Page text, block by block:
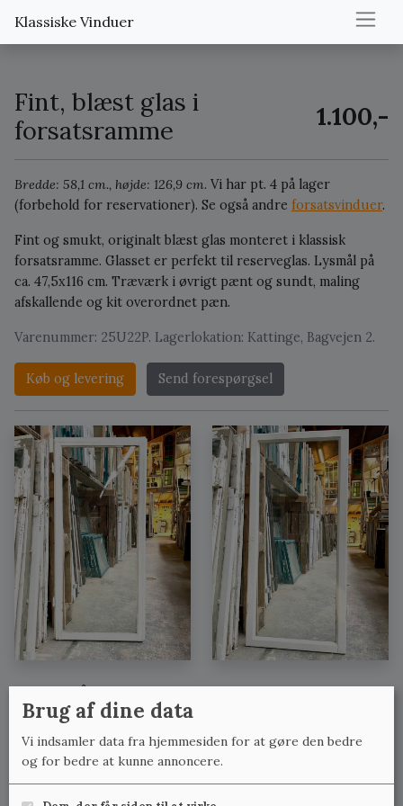
Klassiske Vinduer
Fint, blæst glas i
forsatsramme
1.100,-
Bredde: 58,1 cm., højde: 126,9 cm. Vi har pt. 4 på lager
(forbehold for reservationer). Se også andre forsatsvinduer.
Fint og smukt, originalt blæst glas monteret i klassisk
forsatsramme. Glasset er perfekt til reserveglas. Lysmål på
ca. 47,5x116 cm. Træværk i øvrigt pænt og sundt, maling
afskallende og kit overordnet pæn.
Varenummer: 25U22P. Lagerlokation: Kattinge, Bagvejen 2.
Køb og levering Send forespørgsel
Se også:
Forsatsvinduer med lignende mål
Forsatsvinduer med lignende bredde
Forsatsvinduer med lignende højde
Brug af dine data
Vi indsamler data fra hjemmesiden for at gøre den bedre
og for bedre at kunne annoncere.